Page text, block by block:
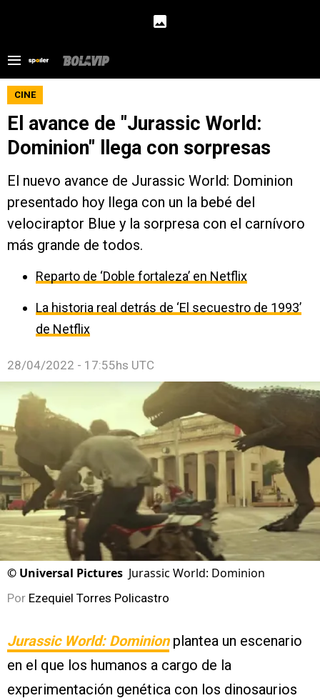
CINE
El avance de "Jurassic World:
Dominion" llega con sorpresas
El nuevo avance de Jurassic World: Dominion
presentado hoy llega con un la bebé del
velociraptor Blue y la sorpresa con el carnívoro
más grande de todos.
Reparto de ‘Doble fortaleza’ en Netflix
La historia real detrás de ‘El secuestro de 1993’
de Netflix
28/04/2022 - 17:55hs UTC
© Universal Pictures Jurassic World: Dominion
Por Ezequiel Torres Policastro
Jurassic World: Dominionplantea un escenario
en el que los humanos a cargo de la
experimentación genética con los dinosaurios